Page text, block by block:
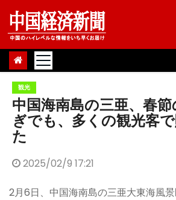
Skip
content
観光
中国海南島の三亜、春
ぎでも、多くの観光客
た
2025/02/9 17:21
2月6日、中国海南島の三亜大東海風